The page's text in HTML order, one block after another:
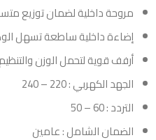
مروحة داخلية لضمان توزيع
إضاءة داخلية ساطعة تسهل
أرفف قوية لتحمل الوزن
الجهد الكهربي : 220 – 240
التردد : 60 – 50
الضمان الشامل : عامين